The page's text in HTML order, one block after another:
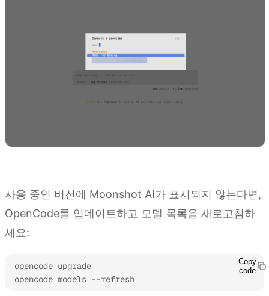
사용 중인 버전에 Moonshot AI가 표시되지 않는다면,
OpenCode를 업데이트하고 모델 목록을 새로고침하
세요:
opencode upgrade
opencode models --refresh
Copy
code